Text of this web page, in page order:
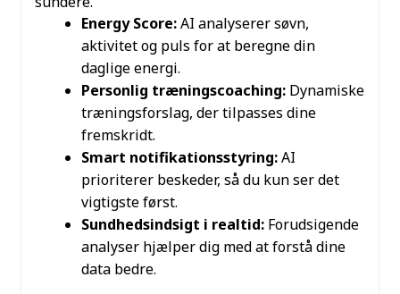
Energy Score:AI analyserer søvn,
aktivitet og puls for at beregne din
daglige energi.
Personlig træningscoaching:Dynamiske
træningsforslag, der tilpasses dine
fremskridt.
Smart notifikationsstyring:AI
prioriterer beskeder, så du kun ser det
vigtigste først.
Sundhedsindsigt i realtid:Forudsigende
analyser hjælper dig med at forstå dine
data bedre.